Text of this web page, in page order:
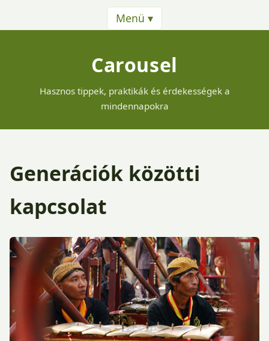
Menü ▾
Carousel
Hasznos tippek, praktikák és érdekességek a
mindennapokra
Generációk közötti
kapcsolat